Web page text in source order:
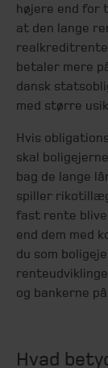
højere end for
at den lange
betaler mere
dansk
med større
Hvis
skal
bag de lange
spiller
fast rente
end dem med
du som
og bankerne
Hvad